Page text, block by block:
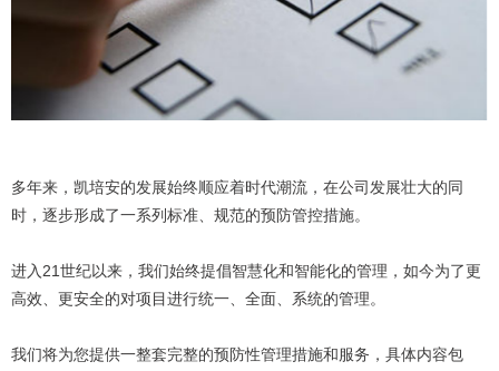
多年来，凯培安的发展始终顺应着时代潮流，在公司发展壮大的同
时，逐步形成了一系列标准、规范的预防管控措施。
进入21世纪以来，我们始终提倡智慧化和智能化的管理，如今为了更
高效、更安全的对项目进行统一、全面、系统的管理。
我们将为您提供一整套完整的预防性管理措施和服务，具体内容包